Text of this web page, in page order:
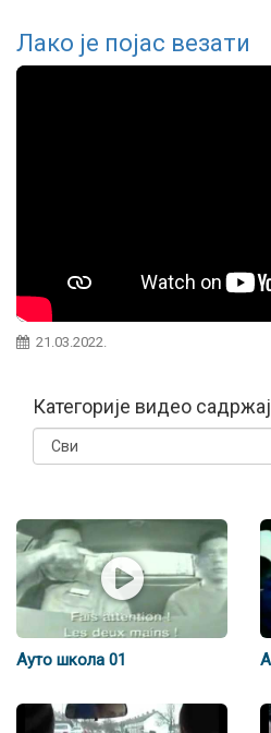
Лако је појас везати
21.03.2022.
Категорије видео
Ауто школа 01